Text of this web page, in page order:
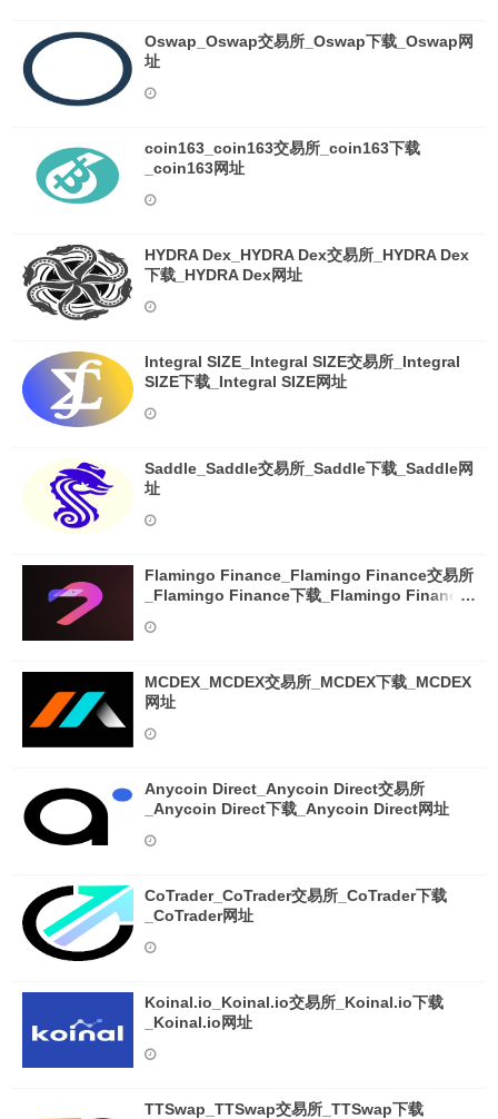
Oswap_Oswap交易所_Oswap下载_Oswap网
址
coin163_coin163交易所_coin163下载
_coin163网址
HYDRA Dex_HYDRA Dex交易所_HYDRA Dex
下载_HYDRA Dex网址
Integral SIZE_Integral SIZE交易所_Integral
SIZE下载_Integral SIZE网址
Saddle_Saddle交易所_Saddle下载_Saddle网
址
Flamingo Finance_Flamingo Finance交易所
_Flamingo Finance下载_Flamingo Finance
MCDEX_MCDEX交易所_MCDEX下载_MCDEX
网址
Anycoin Direct_Anycoin Direct交易所
_Anycoin Direct下载_Anycoin Direct网址
CoTrader_CoTrader交易所_CoTrader下载
_CoTrader网址
Koinal.io_Koinal.io交易所_Koinal.io下载
_Koinal.io网址
TTSwap_TTSwap交易所_TTSwap下载